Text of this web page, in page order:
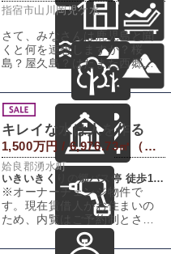
指宿市山川岡児ケ水
さて、みなさんは鹿児島と聞
くと何を連想しますか？桜
島？屋久島？はたまた西郷さ
んって方もいると思います。
今回は鹿児島の中の
キレイな水は人を作る
1,500万円 / 6,976.73㎡（土地）
姶良郡湧水町
いきいきくりの郷バス停 徒歩13分
※オーナーチェンジ物件で
す。現在賃借人がお住まいの
ため、内覧はご予約制とさせ
ていただきます。みなさんは
「水からの伝言」を